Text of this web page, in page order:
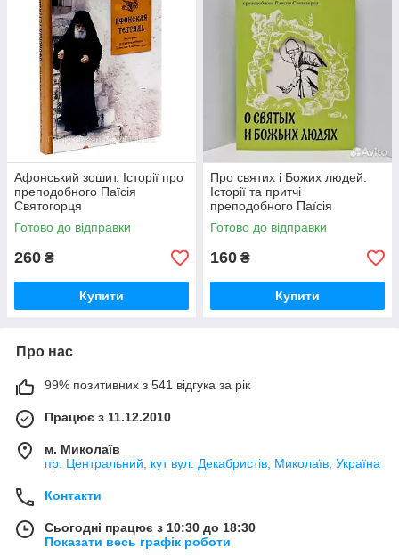
Афонський зошит. Історії про
преподобного Паїсія
Святогорця
Готово до відправки
260 ₴
Купити
Про святих і Божих людей.
Історії та притчі
преподобного Паїсія
Святогірця
Готово до відправки
160 ₴
Купити
Про нас
99% позитивних з 541 відгука за рік
Працює з 11.12.2010
м. Миколаїв
пр. Центральний, кут вул. Декабристів, Миколаїв, Україна
Контакти
Сьогодні працює з 10:30 до 18:30
Показати весь графік роботи